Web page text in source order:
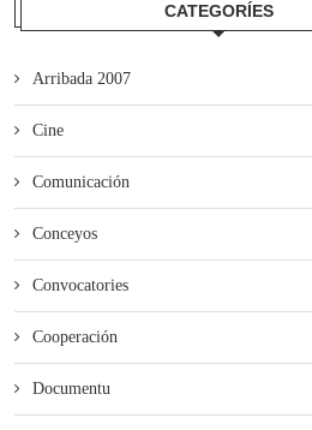
CATEGORÍES
Arribada 2007
Cine
Comunicación
Conceyos
Convocatories
Cooperación
Documentu